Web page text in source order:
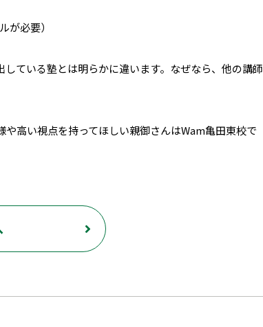
が必要）
ている塾とは明らかに違います。なぜなら、他の講師
高い視点を持ってほしい親御さんはWam亀田東校で